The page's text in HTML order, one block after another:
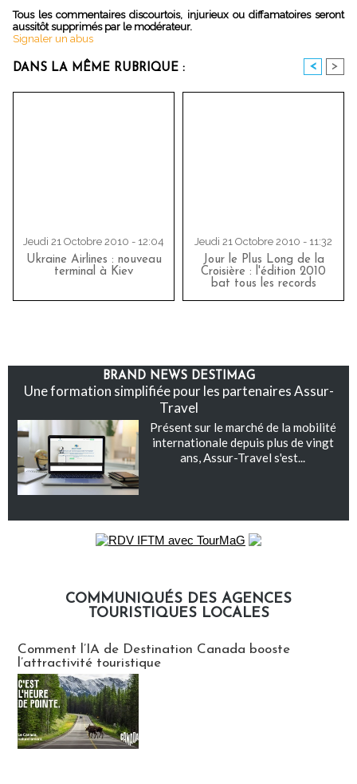
Tous les commentaires discourtois, injurieux ou diffamatoires seront
aussitôt supprimés par le modérateur.
Signaler un abus
DANS LA MÊME RUBRIQUE : < >
Jeudi 21 Octobre 2010 - 12:04
Ukraine Airlines : nouveau
terminal à Kiev
Jeudi 21 Octobre 2010 - 11:32
Jour le Plus Long de la
Croisière : l'édition 2010
bat tous les records
BRAND NEWS DESTIMAG
Une formation simplifiée pour les partenaires Assur-
Travel
Présent sur le marché de la mobilité
internationale depuis plus de vingt
ans, Assur-Travel s'est...
COMMUNIQUÉS DES AGENCES
TOURISTIQUES LOCALES
Comment l’IA de Destination Canada booste
l’attractivité touristique